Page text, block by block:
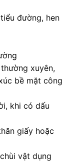
đường, hen
xuyên,
bề mặt công
khi có dấu
giấy hoặc
vật dụng